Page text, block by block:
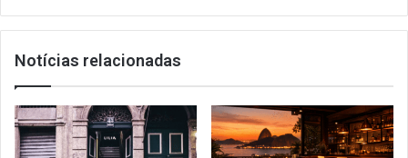
Notícias relacionadas